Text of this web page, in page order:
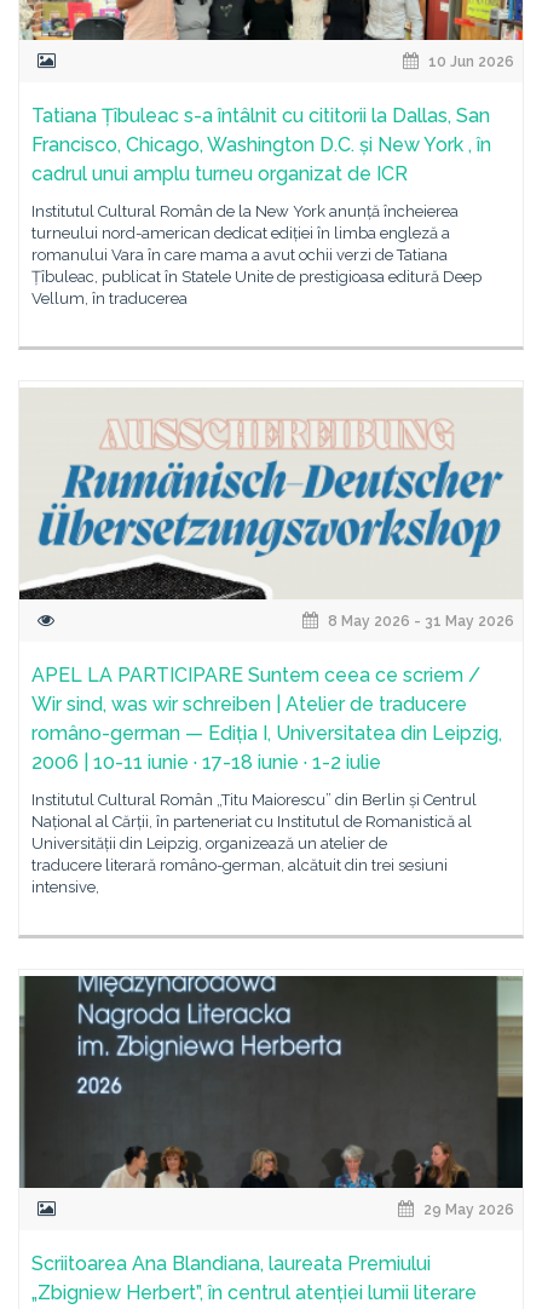
10 Jun 2026
Tatiana Țîbuleac s-a întâlnit cu cititorii la Dallas, San
Francisco, Chicago, Washington D.C. și New York , în
cadrul unui amplu turneu organizat de ICR
Institutul Cultural Român de la New York anunță încheierea
turneului nord-american dedicat ediției în limba engleză a
romanului Vara în care mama a avut ochii verzi de Tatiana
Țîbuleac, publicat în Statele Unite de prestigioasa editură Deep
Vellum, în traducerea
8 May 2026 - 31 May 2026
APEL LA PARTICIPARE Suntem ceea ce scriem /
Wir sind, was wir schreiben | Atelier de traducere
româno-german — Ediția I, Universitatea din Leipzig,
2006 | 10-11 iunie · 17-18 iunie · 1-2 iulie
Institutul Cultural Român „Titu Maiorescu” din Berlin și Centrul
Național al Cărții, în parteneriat cu Institutul de Romanistică al
Universității din Leipzig, organizează un atelier de
traducere literară româno-german, alcătuit din trei sesiuni
intensive,
29 May 2026
Scriitoarea Ana Blandiana, laureata Premiului
„Zbigniew Herbert”, în centrul atenției lumii literare